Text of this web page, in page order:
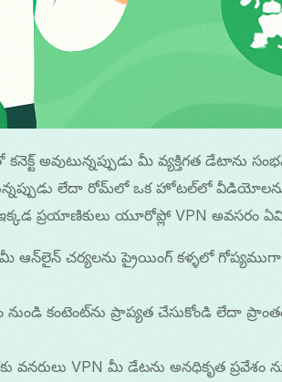
అవుటున్నప్పుడు మీ వ్యక్తిగత డేటాను
లేదా రోమ్‌లో ఒక హోటల్‌లో వీడియోలను
ప్రయాణికులు యూరోప్లో VPN అవసరం
మీ ఆన్‌లైన్ చర్యలను ప్రైయింగ్ కళ్ళలో
నుండి కంటెంట్‌ను ప్రాప్యత చేసుకోండి లేదా
వనరులు VPN మీ డేటను అనధికృత ప్రవేశం